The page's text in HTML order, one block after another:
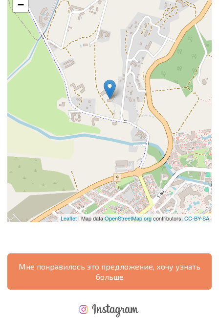
−
Leaflet | Map dataOpenStreetMap.orgcontributors,CC-BY-SA
Мне понравилось это предложение, хочу узнать
больше